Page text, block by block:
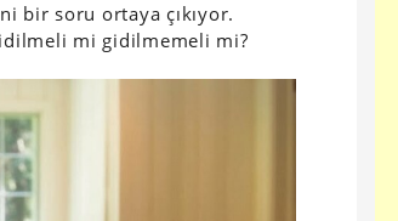
bir soru ortaya çıkıyor.
mi gidilmemeli mi?